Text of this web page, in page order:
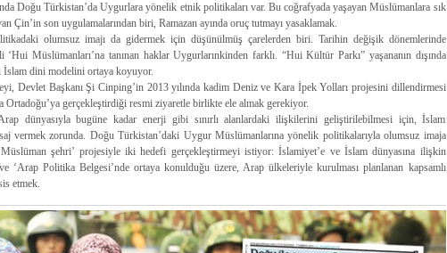
Doğu Türkistan’da Uygurlara yönelik etnik politikaları var. Bu coğrafyada yaşayan Müslümanlara sık
Çin’in son uygulamalarından biri, Ramazan ayında oruç tutmayı yasaklamak.
olumsuz imajı da gidermek için düşünül­müş çarelerden biri. Tari­hin değişik dönemlerinde
Müslümanları’na tanınan haklar Uygurlarınkinden farklı. “Hui Kültür Parkı” ya­şananın dışında
İslam dini modelini ortaya koyuyor.
Devlet Başkanı Şi Cinping’in 2013 yılında kadim Deniz ve Kara İpek Yolları projesini dillendirmesi
Ortadoğu’ya gerçekleştirdiği resmi ziyaretle birlikte ele almak gerekiyor.
dünyasıyla bugüne kadar enerji gibi sınırlı alanlardaki ilişkilerini geliştirilebilmesi için, İslam
vermek zorunda. Doğu Türkistan’daki Uygur Müslümanlarına yönelik politikalarıyla olumsuz imaja
şehri’ projesiyle iki hedefi gerçekleştirmeyi istiyor: İslamiyet’e ve İslam dünyasına ilişkin
‘Arap Politika Belgesi’nde ortaya konulduğu üzere, Arap ülkeleriyle kurulması planlanan kapsamlı
etmek.